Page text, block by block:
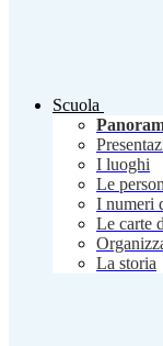
Scuola
I luoghi
Le
I numeri
Le carte
La storia